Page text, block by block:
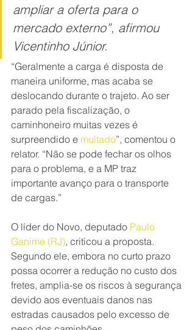
ampliar a oferta para o
mercado externo”, afirmou
Vicentinho Júnior.
“Geralmente a carga é disposta de
maneira uniforme, mas acaba se
deslocando durante o trajeto. Ao ser
parado pela fiscalização, o
caminhoneiro muitas vezes é
surpreendido e multado”, comentou o
relator. “Não se pode fechar os olhos
para o problema, e a MP traz
importante avanço para o transporte
de cargas.”
O líder do Novo, deputado Paulo
Ganime (RJ), criticou a proposta.
Segundo ele, embora no curto prazo
possa ocorrer a redução no custo dos
fretes, amplia-se os riscos à segurança
devido aos eventuais danos nas
estradas causados pelo excesso de